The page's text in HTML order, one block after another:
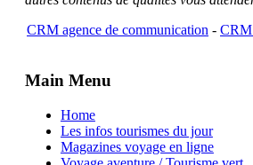
CRM agence de communication - CRM
Main Menu
Home
Les infos tourismes du jour
Magazines voyage en ligne